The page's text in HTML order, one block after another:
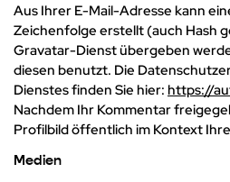
Aus Ihrer E-Mail-Adresse kann
Zeichenfolge erstellt (auch Hash
Gravatar-Dienst übergeben
diesen benutzt. Die
Dienstes finden Sie hier: https://
Nachdem Ihr Kommentar
Profilbild öffentlich im Kontext
Medien